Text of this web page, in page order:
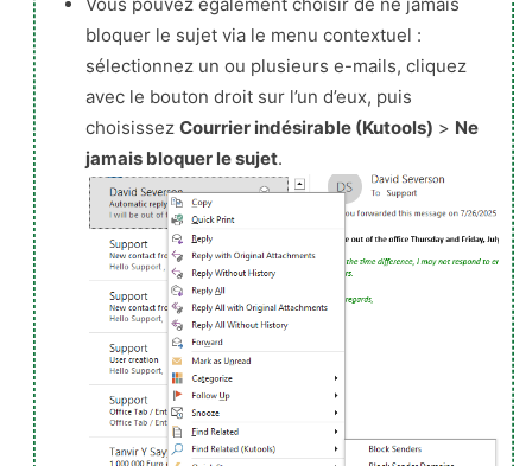
bloquer le sujet via le menu contextuel :
sélectionnez un ou plusieurs e-mails, cliquez
avec le bouton droit sur l’un d’eux, puis
choisissez Courrier indésirable (Kutools) > Ne
jamais bloquer le sujet.